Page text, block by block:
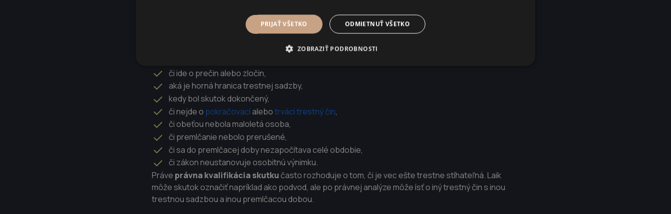
Pri posudzovaní premlčania nestačí povedať:
Stalo sa to pred štyrmi rokmi.
či ide o prečin alebo zločin,
aká je horná hranica trestnej sadzby,
kedy bol skutok dokončený,
či nejde o pokračovacíalebotrváci trestný čin,
či obeťou nebola maloletá osoba,
či premlčanie nebolo prerušené,
či sa do premlčacej doby nezapočítava celé obdobie,
či zákon neustanovuje osobitnú výnimku.
Práve právna kvalifikácia skutkučasto rozhoduje o tom, či je vec ešte trestne stíhateľná. Laik
môže skutok označiť napríklad ako podvod, ale po právnej analýze môže ísť o iný trestný čin s inou
trestnou sadzbou a inou premlčacou dobou.
PRIJAŤ VŠETKO ODMIETNUŤ VŠETKO
ZOBRAZIŤ PODROBNOSTI